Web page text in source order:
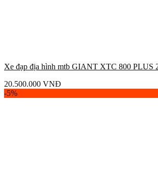
Xe đạp địa hình mtb GIANT XTC 800 PLUS
20.500.000 VNĐ
-5%